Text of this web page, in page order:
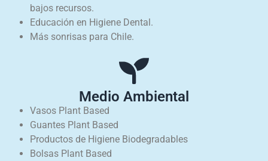
bajos recursos.
Educación en Higiene Dental.
Más sonrisas para Chile.
Medio Ambiental
Vasos Plant Based
Guantes Plant Based
Productos de Higiene Biodegradables
Bolsas Plant Based